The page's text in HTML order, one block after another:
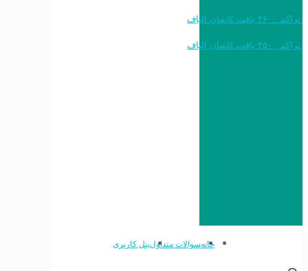
خرید به قیمت فرش ماشینی ۱۲۰۰ شانه تراکم ۳۶۰۰ بافت کاشان الیاف
خرید به قیمت فرش ماشینی ۱۵۰۰ شانه تراکم ۴۵۰۰ بافت کاشان الیاف
خانهسوالات متداولپنل کاربری